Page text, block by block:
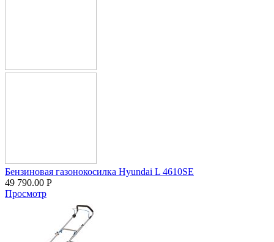
Бензиновая газонокосилка Hyundai L 4610SЕ
49 790.00 Р
Просмотр